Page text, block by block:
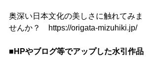
奥深い日本文化の美しさに触れてみま
せんか？　https://origata-mizuhiki.jp/
■HPやブログ等でアップした水引作品